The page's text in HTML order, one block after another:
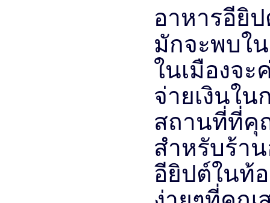
อาหารอียิ
มักจะพบ
ในเมืองจ
จ่ายเงิน
สถานที่ที่คุ
สำหรับร้า
อียิปต์ใน